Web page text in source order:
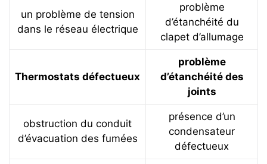
un problème de tension
dans le réseau électrique
problème
d’étanchéité du
clapet d’allumage
Thermostats défectueux
problème
d’étanchéité des
joints
obstruction du conduit
d’évacuation des fumées
présence d’un
condensateur
défectueux